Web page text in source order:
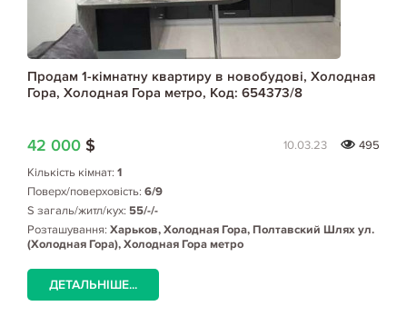
Продам 1-кімнатну квартиру в новобудові, Холодная
Гора, Холодная Гора метро, Код: 654373/8
42 000 $ 10.03.23
495
Кількість кімнат: 1
Поверх/поверховість: 6/9
S загаль/житл/кух: 55/-/-
Розташування: Харьков, Холодная Гора, Полтавский Шлях ул.
(Холодная Гора), Холодная Гора метро
ДЕТАЛЬНІШЕ...